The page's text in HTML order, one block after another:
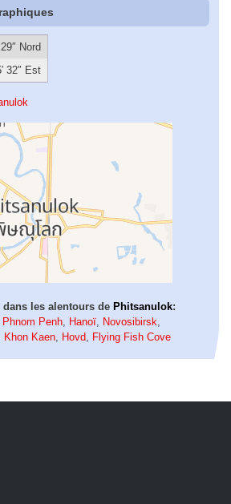
29″ Nord
32″ Est
les alentours de Phitsanulok:
Phnom Penh, Hanoï, Novosibirsk,
Khon Kaen, Hovd, Flying Fish Cove